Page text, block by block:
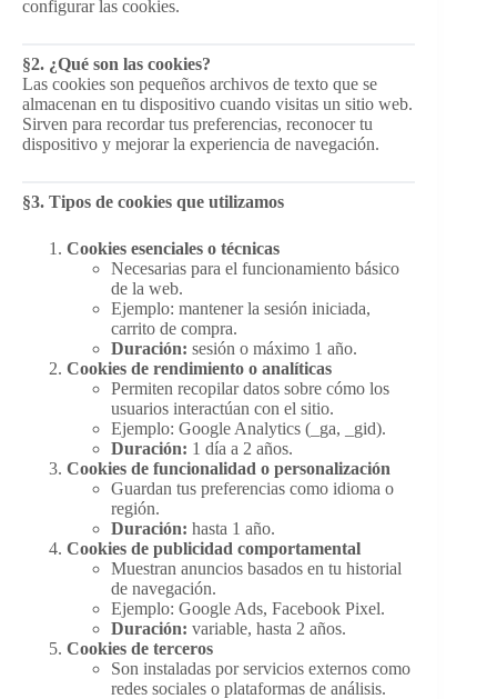
configurar las cookies.
§2. ¿Qué son las cookies?
Las cookies son pequeños archivos de texto que se
almacenan en tu dispositivo cuando visitas un sitio web.
Sirven para recordar tus preferencias, reconocer tu
dispositivo y mejorar la experiencia de navegación.
§3. Tipos de cookies que utilizamos
Cookies esenciales o técnicas
Necesarias para el funcionamiento básico
de la web.
Ejemplo: mantener la sesión iniciada,
carrito de compra.
Duración: sesión o máximo 1 año.
Cookies de rendimiento o analíticas
Permiten recopilar datos sobre cómo los
usuarios interactúan con el sitio.
Ejemplo: Google Analytics (_ga, _gid).
Duración: 1 día a 2 años.
Cookies de funcionalidad o personalización
Guardan tus preferencias como idioma o
región.
Duración: hasta 1 año.
Cookies de publicidad comportamental
Muestran anuncios basados en tu historial
de navegación.
Ejemplo: Google Ads, Facebook Pixel.
Duración: variable, hasta 2 años.
Cookies de terceros
Son instaladas por servicios externos como
redes sociales o plataformas de análisis.